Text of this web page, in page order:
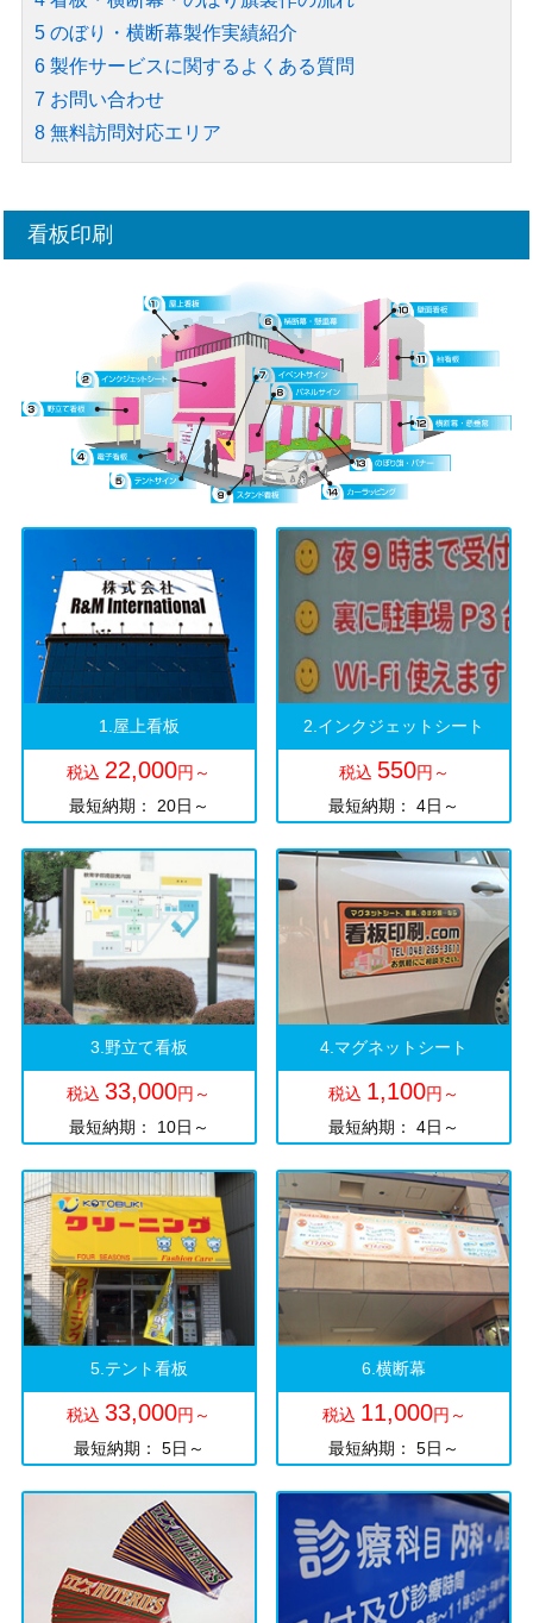
5 のぼり・横断幕製作実績紹介
6 製作サービスに関するよくある質問
7 お問い合わせ
8 無料訪問対応エリア
看板印刷
1.屋上看板
税込 22,000円～
最短納期： 20日～
2.インクジェットシート
税込 550円～
最短納期： 4日～
3.野立て看板
税込33,000円～
最短納期： 10日～
4.マグネットシート
税込 1,100円～
最短納期： 4日～
5.テント看板
税込33,000円～
最短納期： 5日～
6.横断幕
税込 11,000円～
最短納期： 5日～